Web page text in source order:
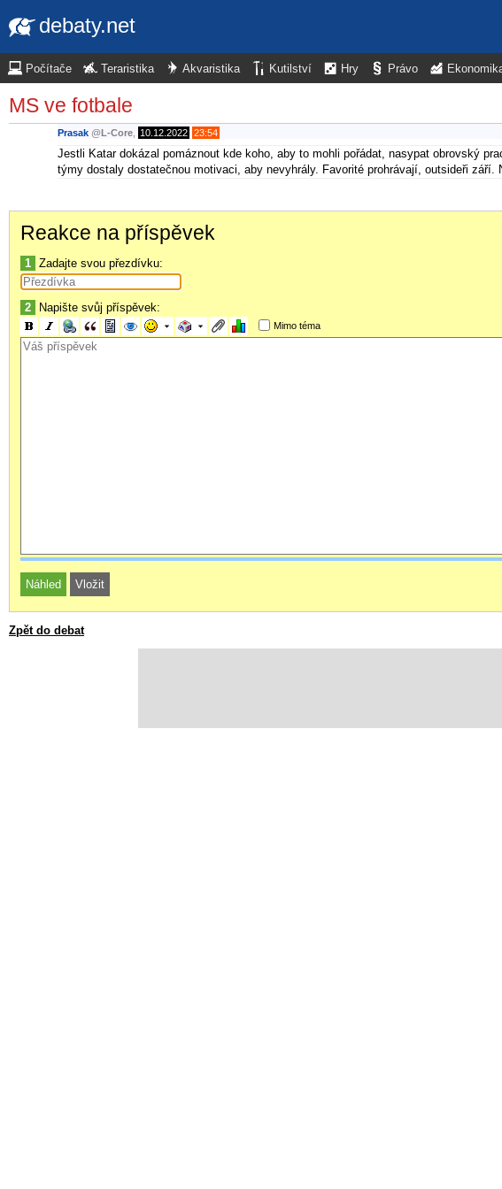
debaty.net
Počítače Teraristika Akvaristika Kutilství Hry Právo
MS ve fotbale
Prasak @L-Core 10.12.2022 23:54
Jestli Katar dokázal pomáznout kde koho, aby to mohli pořádat, nasypat obrovský
týmy dostaly dostatečnou motivaci, aby nevyhrály. Favorité prohrávají, outsideři září.
Reakce na příspěvek
1 Zadajte svou přezdívku:
2 Napište svůj příspěvek:
Mimo téma
Zpět do debat